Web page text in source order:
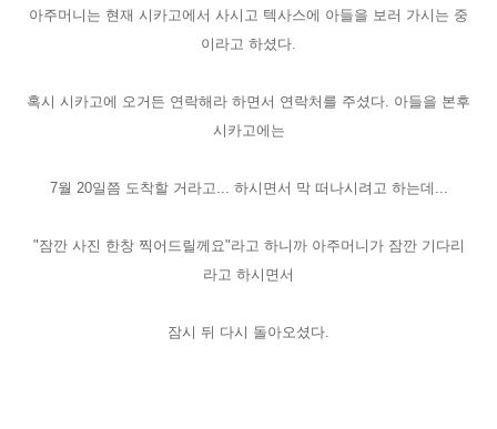
아주머니는 현재 시카고에서 사시고 텍사스에 아들을 보러 가시는 중
이라고 하셨다.
혹시 시카고에 오거든 연락해라 하면서 연락처를 주셨다. 아들을 본후
시카고에는
7월 20일쯤 도착할 거라고... 하시면서 막 떠나시려고 하는데...
"잠깐 사진 한창 찍어드릴께요"라고 하니까 아주머니가 잠깐 기다리
라고 하시면서
잠시 뒤 다시 돌아오셨다.